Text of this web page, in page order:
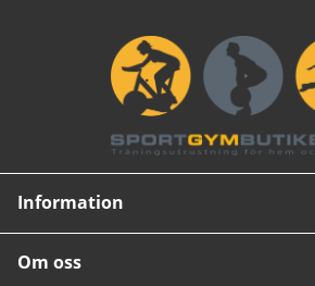
Information
Om oss